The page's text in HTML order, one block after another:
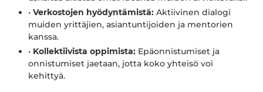
• Verkostojen hyödyntämistä: Aktiivinen dialogi
muiden yrittäjien, asiantuntijoiden ja mentorien
kanssa.
• Kollektiivista oppimista: Epäonnistumiset ja
onnistumiset jaetaan, jotta koko yhteisö voi
kehittyä.